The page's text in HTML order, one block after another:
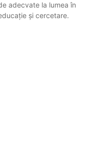
adecvate la lumea în
și cercetare.